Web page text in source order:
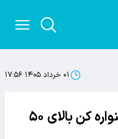
۰۱ خرداد ۱۴۰۵ ۱۷:۵۶
خوش‌پوش‌ترین زنان جشنواره کن بالای ۵۰